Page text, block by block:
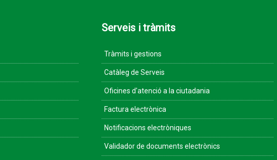
Serveis i tràmits
Tràmits i gestions
Catàleg de Serveis
Oficines d'atenció a la ciutadania
Factura electrònica
Notificacions electròniques
Validador de documents electrònics